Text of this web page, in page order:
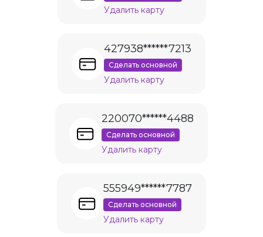
Удалить карту
427938******7213
Сделать основной
Удалить карту
220070******4488
Сделать основной
Удалить карту
555949******7787
Сделать основной
Удалить карту